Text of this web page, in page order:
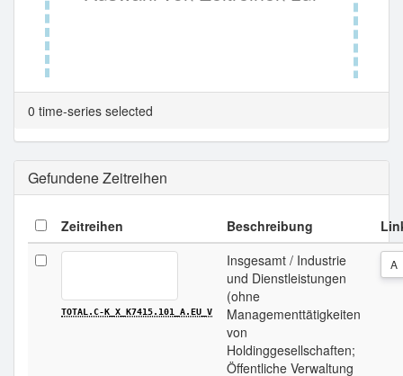
Tabellenansicht.
0 time-series selected
Gefundene Zeitreihen
Zeitreihen Beschreibung
TOTAL.C-K_X_K7415.101_A.EU_V
Insgesamt / Industrie
und Dienstleistungen
(ohne
Managementtätigkeiten
von
Holdinggesellschaften;
Öffentliche Verwaltung
A